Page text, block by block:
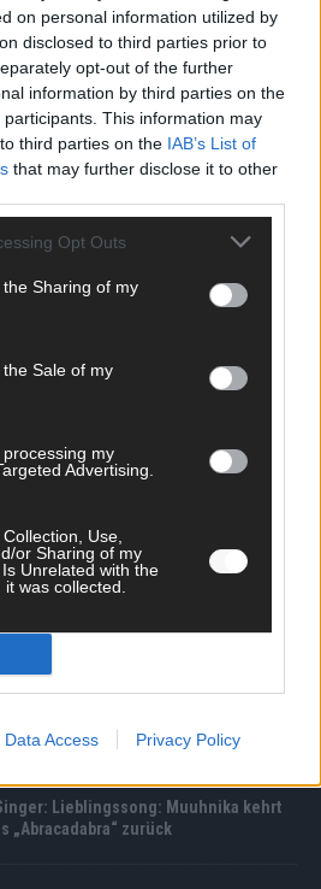
on personal information utilized by
disclosed to third parties prior to
opt-out of the further
information by third parties on the
participants. This information may
third parties on the IAB’s List of
that may further disclose it to other
Opt Outs
Sharing of my
Sale of my
my
Advertising.
Use,
or Sharing of my
Unrelated with the
was collected.
Data Access Privacy Policy
Alone“
Ein deutscher
King
Eilish trifft Kuh-Power!
„Lovely“
schwebt mit „Fly Me To The
Eine österreichische
rockt mit „I Was Made For
Style!
gewinnt als Muuhnika
als Rave-Ioli in die Herzen gesungen
Lieblingssong: Muuhnika kehrt
„Abracadabra“ zurück